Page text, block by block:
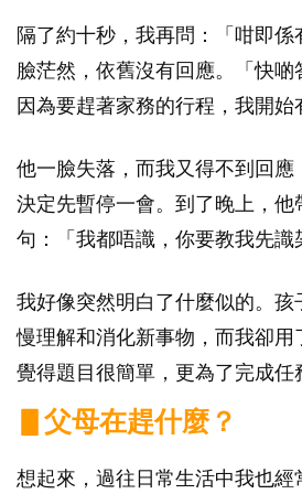
隔了約十秒，我再問：「咁即
臉茫然，依舊沒有回應。「快啲
因為要趕著家務的行程，我開始
他一臉失落，而我又得不到回
決定先暫停一會。到了晚上，他
句：「我都唔識，你要教我先識
我好像突然明白了什麼似的。孩
慢理解和消化新事物，而我卻用
覺得題目很簡單，更為了完成任
▋父母在趕什麼？
想起來，過往日常生活中我也經